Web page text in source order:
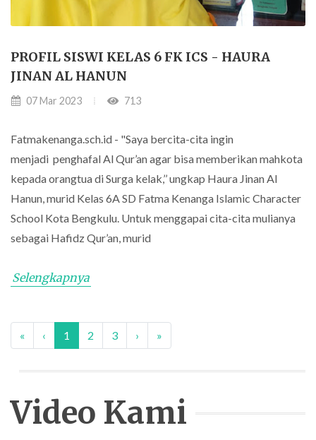
PROFIL SISWI KELAS 6 FK ICS - HAURA
JINAN AL HANUN
07 Mar 2023 713
Fatmakenanga.sch.id - "Saya bercita-cita ingin
menjadi penghafal Al Qur’an agar bisa memberikan mahkota
kepada orangtua di Surga kelak,’’ ungkap Haura Jinan Al
Hanun, murid Kelas 6A SD Fatma Kenanga Islamic Character
School Kota Bengkulu. Untuk menggapai cita-cita mulianya
sebagai Hafidz Qur’an, murid
Selengkapnya
« ‹ 1 2 3 › »
Video Kami